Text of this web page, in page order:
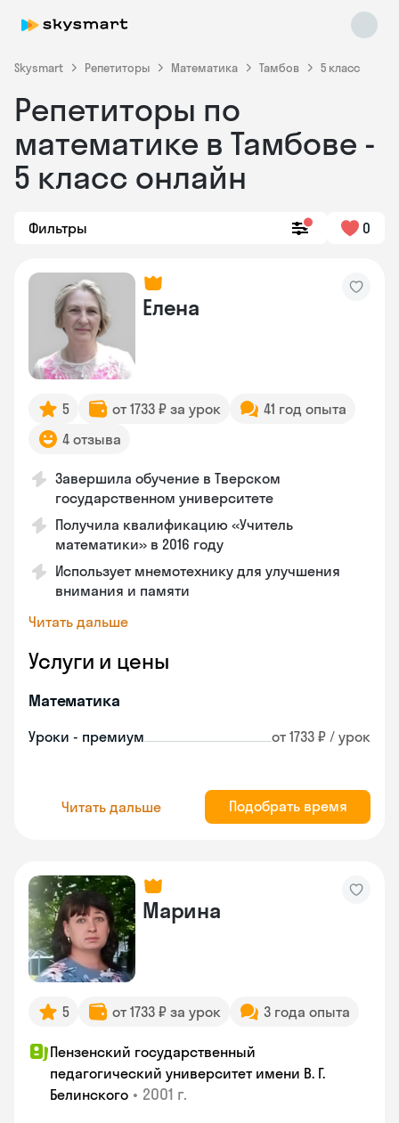
Skysmart Репетиторы Математика Тамбов 5 класс
Репетиторы по
математике в Тамбове -
5 класс онлайн
Фильтры 0
Елена
5 от 1733 ₽ за урок
41 год опыта
4 отзыва
Завершила обучение в Тверском
государственном университете
Получила квалификацию «Учитель
математики» в 2016 году
Использует мнемотехнику для улучшения
внимания и памяти
Читать дальше
Услуги и цены
Математика
Уроки - премиум от 1733 ₽ / урок
Читать дальше Подобрать время
Марина
5 от 1733 ₽ за урок 3 года опыта
Пензенский государственный
педагогический университет имени В. Г.
Белинского • 2001 г.
Skysmart Chat